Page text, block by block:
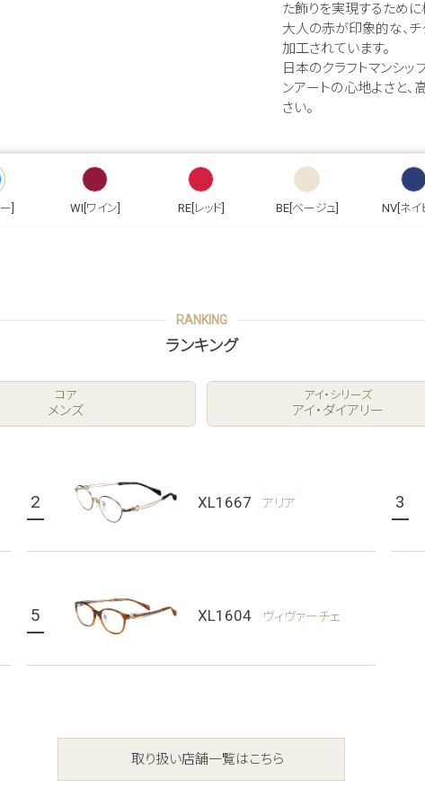
た飾りを実現するために
大人の赤が印象的な、チ
加工されています。
日本のクラフトマンシ
ンアートの心地よさと
さい。
] WI[ワイン] RE[レッド] BE[ベージュ] NV[ネイ
RANKING
ランキング
コア
メンズ
アイ・シリーズ
アイ・ダイアリー
2 XL1667 アリア 3
5 XL1604 ヴィヴァーチェ
取り扱い店舗一覧はこちら